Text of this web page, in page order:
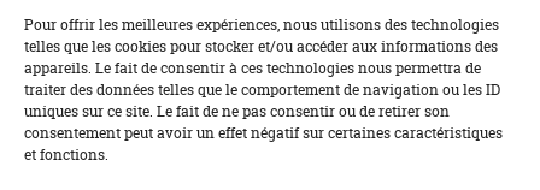
Pour offrir les meilleures expériences, nous utilisons des technologies
telles que les cookies pour stocker et/ou accéder aux informations des
appareils. Le fait de consentir à ces technologies nous permettra de
traiter des données telles que le comportement de navigation ou les ID
uniques sur ce site. Le fait de ne pas consentir ou de retirer son
consentement peut avoir un effet négatif sur certaines caractéristiques
et fonctions.
Abonnez-vous à notre newsletter pour être tenu au
courant des dernières actualités concernant le
crédit immobilier !